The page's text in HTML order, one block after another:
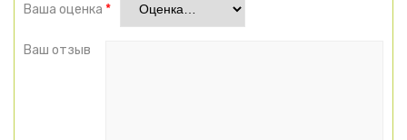
Ваша оценка *
Ваш отзыв